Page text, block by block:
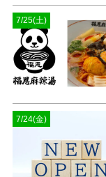
7/25(土)
7/24(金)